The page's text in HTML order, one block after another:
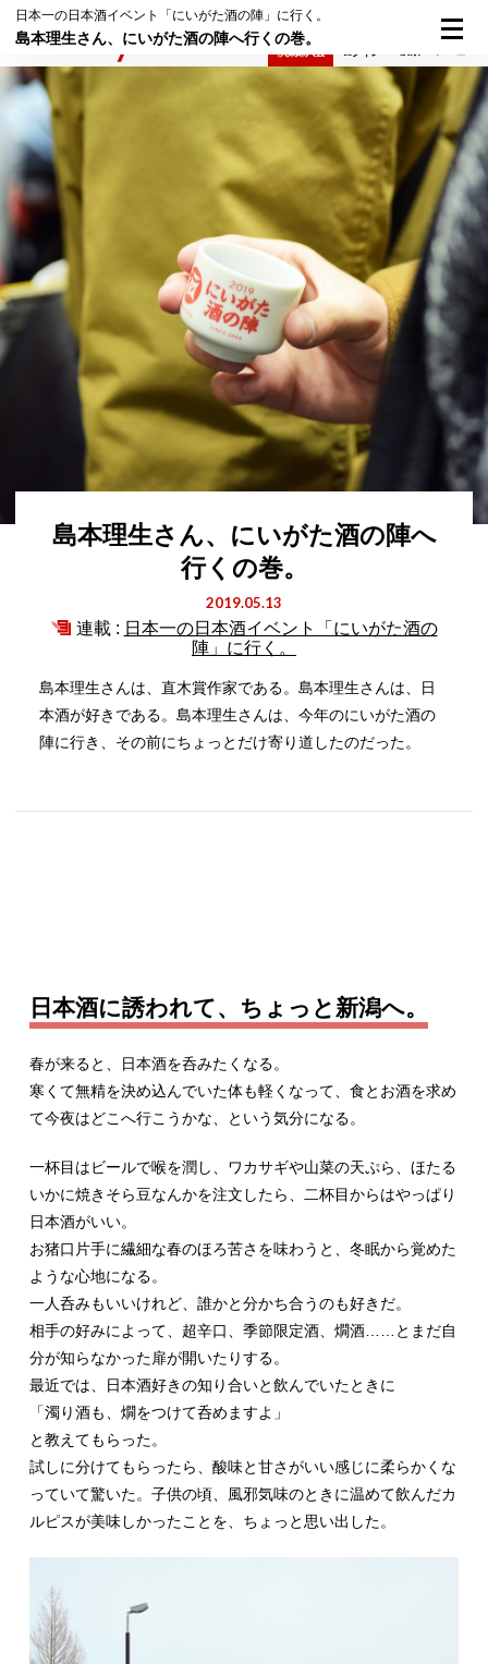
日本一の日本酒イベント「にいがた酒の陣」に行く。
島本理生さん、にいがた酒の陣へ行くの巻。
島本理生さん、にいがた酒の陣へ
行くの巻。
2019.05.13
連載 : 日本一の日本酒イベント「にいがた酒の
陣」に行く。
島本理生さんは、直木賞作家である。島本理生さんは、日
本酒が好きである。島本理生さんは、今年のにいがた酒の
陣に行き、その前にちょっとだけ寄り道したのだった。
日本酒に誘われて、ちょっと新潟へ。
春が来ると、日本酒を呑みたくなる。
寒くて無精を決め込んでいた体も軽くなって、食とお酒を求め
て今夜はどこへ行こうかな、という気分になる。
一杯目はビールで喉を潤し、ワカサギや山菜の天ぷら、ほたる
いかに焼きそら豆なんかを注文したら、二杯目からはやっぱり
日本酒がいい。
お猪口片手に繊細な春のほろ苦さを味わうと、冬眠から覚めた
ような心地になる。
一人呑みもいいけれど、誰かと分かち合うのも好きだ。
相手の好みによって、超辛口、季節限定酒、燗酒……とまだ自
分が知らなかった扉が開いたりする。
最近では、日本酒好きの知り合いと飲んでいたときに
「濁り酒も、燗をつけて呑めますよ」
と教えてもらった。
試しに分けてもらったら、酸味と甘さがいい感じに柔らかくな
っていて驚いた。子供の頃、風邪気味のときに温めて飲んだカ
ルピスが美味しかったことを、ちょっと思い出した。